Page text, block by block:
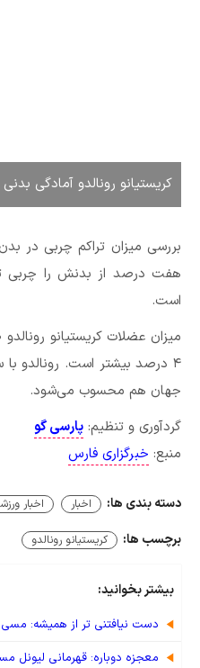
کریستیانو رونالدو آمادگی بدنی
هفت درصد از بدنش را چربی
است.
جهان هم محسوب می‌شود.
گردآوری و تنظیم: پارسی گو
منبع: خبرگزاری فارس
دسته بندی ها: اخبار اخبار
برچسب ها: کریستیانو رونالدو
بیشتر بخوانید:
دست نیافتنی تر از همیشه:
معجزه دوباره: قهرمانی لیونل